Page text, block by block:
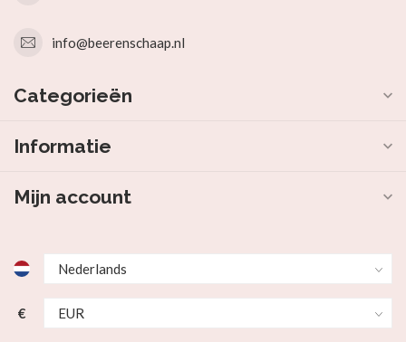
info@beerenschaap.nl
Categorieën
Informatie
Mijn account
€